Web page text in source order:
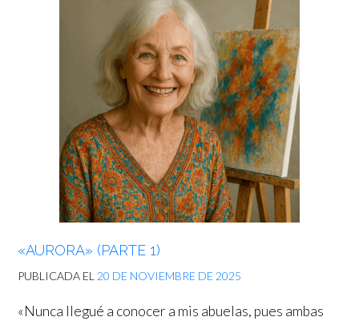
«AURORA» (PARTE 1)
PUBLICADA EL 20 DE NOVIEMBRE DE 2025
«Nunca llegué a conocer a mis abuelas, pues ambas